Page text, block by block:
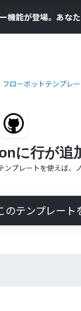
機能が登場。あな
フローボットテンプレ
に行が追
ンプレートを使えば、
のテンプレート